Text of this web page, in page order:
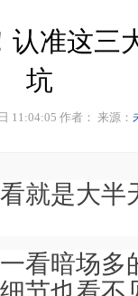
认准这三
坑
11:04:05 作者： 来源：
就是大半
看暗场多